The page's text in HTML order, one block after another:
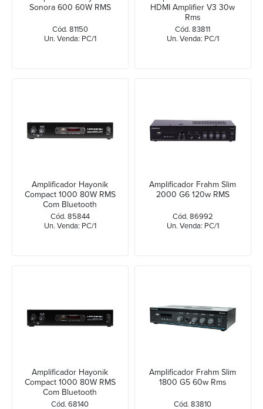
Sonora 600 60W RMS
Cód. 81150
Un. Venda: PC/1
HDMI Amplifier V3 30w
Rms
Cód. 83811
Un. Venda: PC/1
Amplificador Hayonik
Compact 1000 80W RMS
Com Bluetooth
Cód. 85844
Un. Venda: PC/1
Amplificador Frahm Slim
2000 G6 120w RMS
Cód. 86992
Un. Venda: PC/1
Amplificador Hayonik
Compact 1000 80W RMS
Com Bluetooth
Cód. 68140
Amplificador Frahm Slim
1800 G5 60w Rms
Cód. 83810